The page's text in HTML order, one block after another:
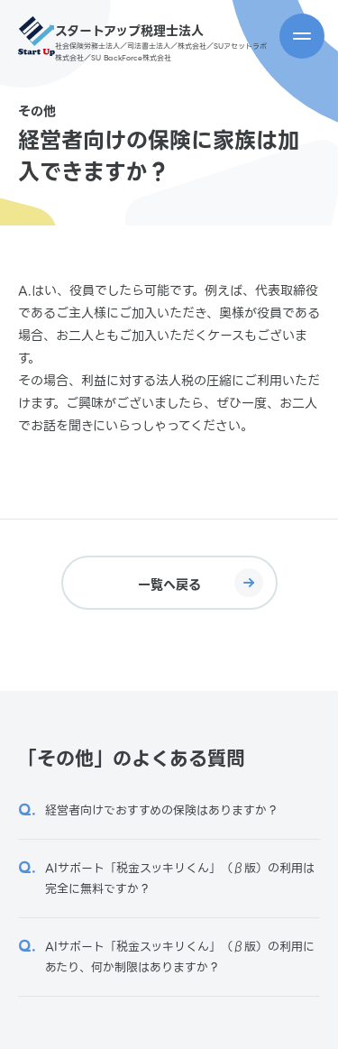
スタートアップ税理士法人
社会保険労務士法人／司法書士法人／株式会社／SUアセットラボ
株式会社／SU BackForce株式会社
その他
経営者向けの保険に家族は加
入できますか？
A.はい、役員でしたら可能です。例えば、代表取締役
であるご主人様にご加入いただき、奥様が役員である
場合、お二人ともご加入いただくケースもございま
す。
その場合、利益に対する法人税の圧縮にご利用いただ
けます。ご興味がございましたら、ぜひ一度、お二人
でお話を聞きにいらっしゃってください。
一覧へ戻る
「その他」のよくある質問
経営者向けでおすすめの保険はありますか？
AIサポート「税金スッキリくん」（β版）の利用は
完全に無料ですか？
AIサポート「税金スッキリくん」（β版）の利用に
あたり、何か制限はありますか？